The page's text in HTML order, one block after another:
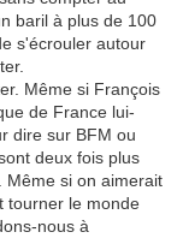
baril à plus de 100
s'écrouler autour
Même si François
de France lui-
dire sur BFM ou
deux fois plus
Même si on aimerait
tourner le monde
nous à